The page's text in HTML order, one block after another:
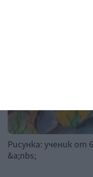
Рисунка: ученик от
&a;nbs;